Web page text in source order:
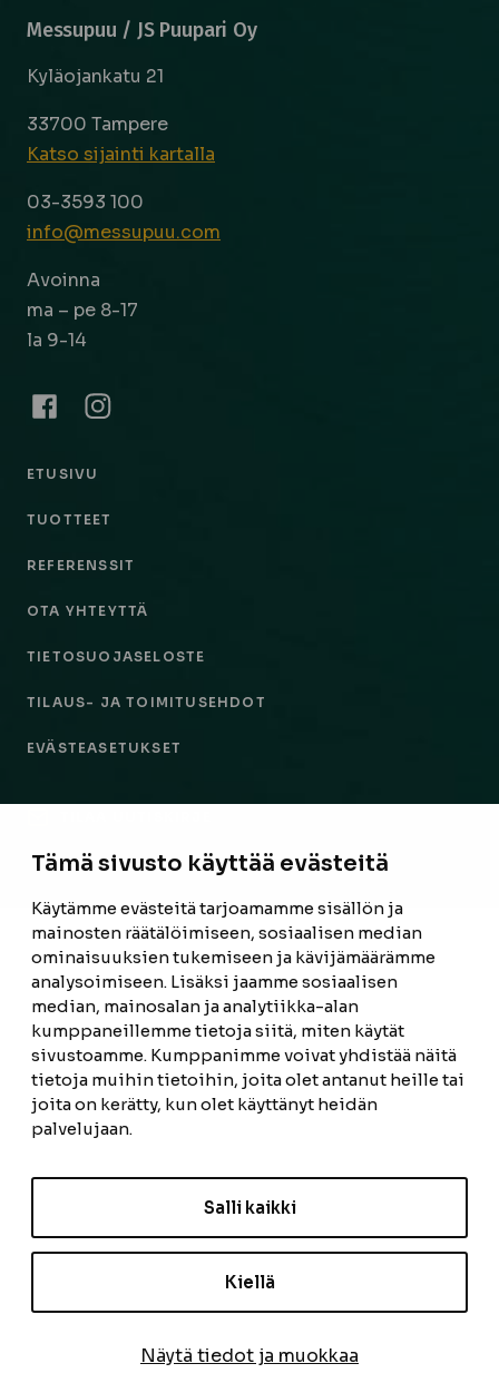
Tämä sivusto käyttää evästeitä
Käytämme evästeitä tarjoamamme sisällön ja
mainosten räätälöimiseen, sosiaalisen median
ominaisuuksien tukemiseen ja kävijämäärämme
analysoimiseen. Lisäksi jaamme sosiaalisen
median, mainosalan ja analytiikka-alan
kumppaneillemme tietoja siitä, miten käytät
sivustoamme. Kumppanimme voivat yhdistää näitä
tietoja muihin tietoihin, joita olet antanut heille tai
joita on kerätty, kun olet käyttänyt heidän
palvelujaan.
Salli kaikki
Kiellä
Näytä tiedot ja muokkaa
Messupuu / JS Puupari Oy
Kyläojankatu 21
33700 Tampere
Katso sijainti kartalla
03-3593 100
info@messupuu.com
Avoinna
ma – pe 8-17
la 9-14
Facebook
ETUSIVU
TUOTTEET
REFERENSSIT
OTA YHTEYTTÄ
TIETOSUOJASELOSTE
TILAUS- JA TOIMITUSEHDOT
EVÄSTEASETUKSET